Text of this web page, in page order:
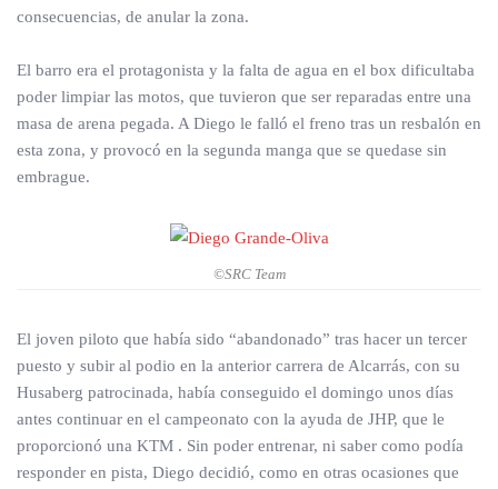
consecuencias, de anular la zona.
El barro era el protagonista y la falta de agua en el box dificultaba
poder limpiar las motos, que tuvieron que ser reparadas entre una
masa de arena pegada. A Diego le falló el freno tras un resbalón en
esta zona, y provocó en la segunda manga que se quedase sin
embrague.
©SRC Team
El joven piloto que había sido “abandonado” tras hacer un tercer
puesto y subir al podio en la anterior carrera de Alcarrás, con su
Husaberg patrocinada, había conseguido el domingo unos días
antes continuar en el campeonato con la ayuda de JHP, que le
proporcionó una KTM . Sin poder entrenar, ni saber como podía
responder en pista, Diego decidió, como en otras ocasiones que